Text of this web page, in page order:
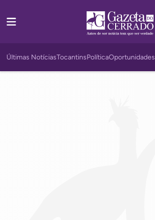
Últimas NotíciasTocantinsPolíticaOportunidades